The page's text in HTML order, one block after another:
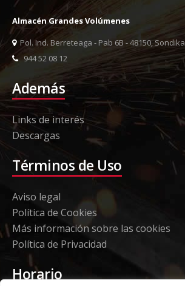
Almacén Grandes Volúmenes
Pol. Ind. Berreteaga - Pab 6B - 48150, Sondika
944 52 08 12
Además
Links de interés
Descargas
Términos de Uso
Aviso legal
Política de Cookies
Más información sobre las cookies
Política de Privacidad
Horario